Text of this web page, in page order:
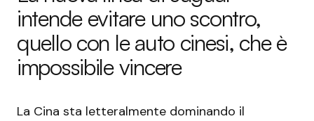
intende evitare uno scontro,
quello con le auto cinesi, che è
impossibile vincere
La Cina sta letteralmente dominando il